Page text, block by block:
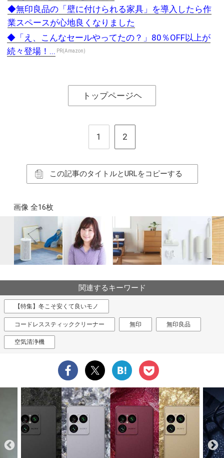
◆無印良品の「壁に付けられる家具」を導入したら作
業スペースが心地良くなりました
◆「え、こんなセールやってたの？」80％OFF以上が
続々登場！... PR(Amazon)
トップページヘ
1 2
この記事のタイトルとURLをコピーする
画像 全16枚
関連するキーワード
【特集】冬こそ安くて良いモノ
コードレススティッククリーナー 無印 無印良品
空気清浄機